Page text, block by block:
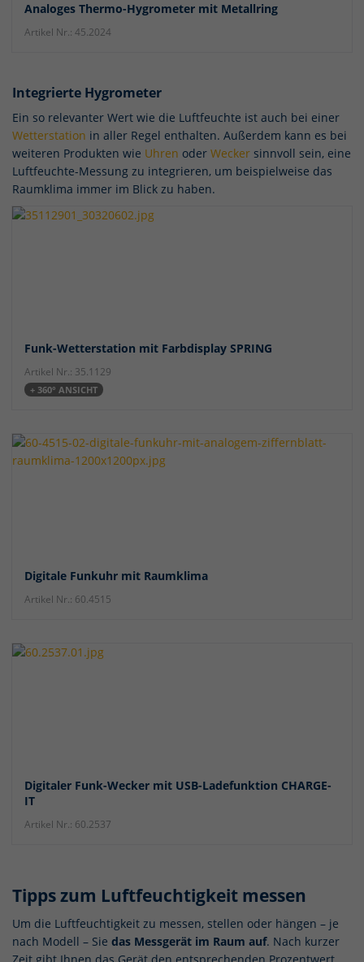
Analoges Thermo-Hygrometer mit Metallring
Artikel Nr.: 45.2024
Integrierte Hygrometer
Ein so relevanter Wert wie die Luftfeuchte ist auch bei einer
Wetterstation in aller Regel enthalten. Außerdem kann es bei
weiteren Produkten wie Uhren oder Wecker sinnvoll sein, eine
Luftfeuchte-Messung zu integrieren, um beispielweise das
Raumklima immer im Blick zu haben.
Funk-Wetterstation mit Farbdisplay SPRING
Artikel Nr.: 35.1129
+ 360° ANSICHT
Digitale Funkuhr mit Raumklima
Artikel Nr.: 60.4515
Digitaler Funk-Wecker mit USB-Ladefunktion CHARGE-
IT
Artikel Nr.: 60.2537
Tipps zum Luftfeuchtigkeit messen
Um die Luftfeuchtigkeit zu messen, stellen oder hängen – je
nach Modell – Sie das Messgerät im Raum auf. Nach kurzer
Inhalte zu unseren Produkten zu zeigen und um in den Netzwerken u.a.
Zielgruppen zu bilden und für diese relevante Werbung anzubieten.
Dazu werden anonymisierte Daten Ihres Surfverhaltens an die